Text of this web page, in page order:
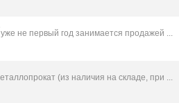
не первый год занимается продажей ...
(из наличия на складе, при ...